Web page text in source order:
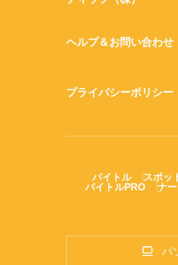
ヘルプ＆お問い合わせ
プライバシーポリシー
バイトル スポッ
バイトルPRO
ナ
パ